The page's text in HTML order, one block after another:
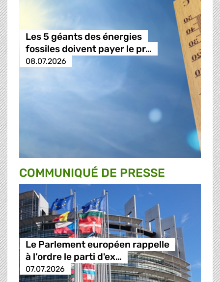
Les 5 géants des énergies
fossiles doivent payer le pr…
08.07.2026
COMMUNIQUÉ DE PRESSE
Le Parlement européen rappelle
à l’ordre le parti d'ex…
07.07.2026